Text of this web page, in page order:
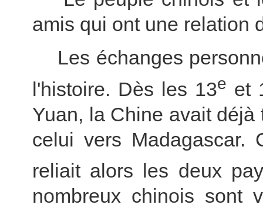
amis qui ont une
Les échanges
l'histoire. Dès les 13e et
Yuan, la Chine avait déjà
celui vers Madagascar.
reliait alors les deux
nombreux chinois sont